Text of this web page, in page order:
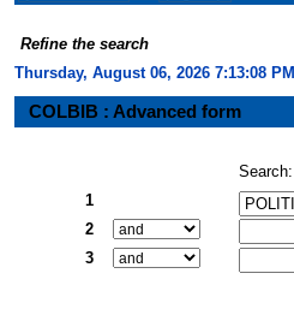
Refine the search
Thursday, August 06, 2026 7:13:08 PM
COLBIB : Advanced form
Search:
1
2
3